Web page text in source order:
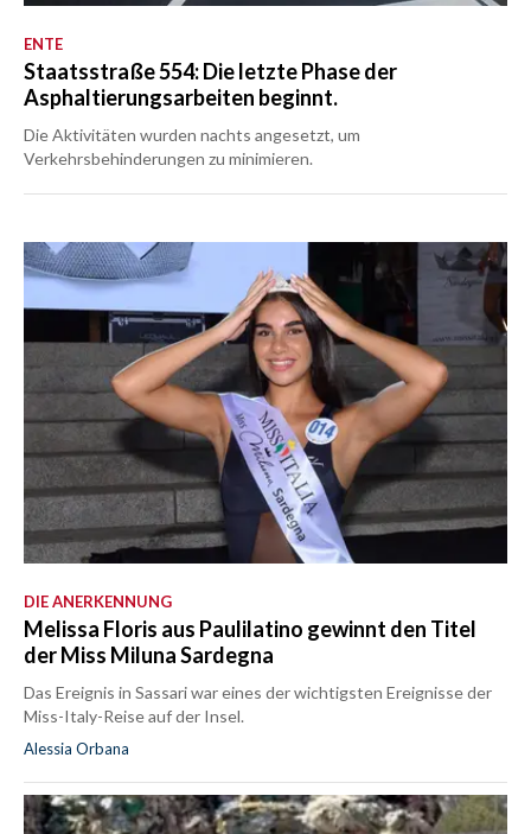
ENTE
Staatsstraße 554: Die letzte Phase der
Asphaltierungsarbeiten beginnt.
Die Aktivitäten wurden nachts angesetzt, um
Verkehrsbehinderungen zu minimieren.
DIE ANERKENNUNG
Melissa Floris aus Paulilatino gewinnt den Titel
der Miss Miluna Sardegna
Das Ereignis in Sassari war eines der wichtigsten Ereignisse der
Miss-Italy-Reise auf der Insel.
Alessia Orbana